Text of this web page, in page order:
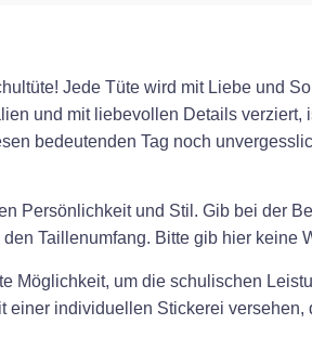
Jede Tüte wird mit Liebe und
und mit liebevollen Details
bedeutenden Tag noch
Persönlichkeit und Stil. Gib bei der
Taillenumfang. Bitte gib hier keine
Möglichkeit, um die schulischen
individuellen Stickerei